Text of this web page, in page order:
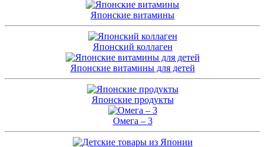
Японские витамины
Японский коллаген
Японские витамины для детей
Японские продукты
Омега – 3